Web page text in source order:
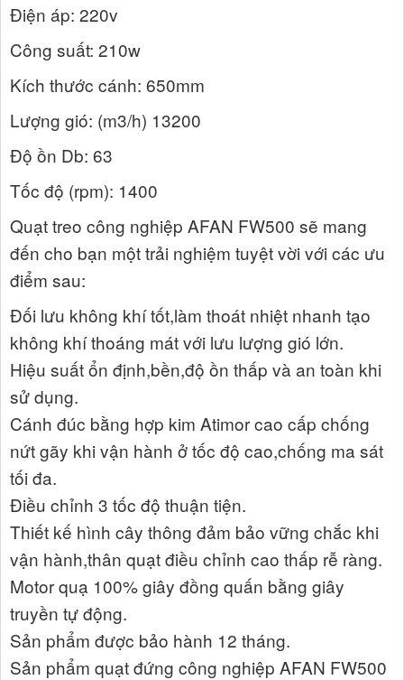
Điện áp: 220v
Công suất: 210w
Kích thước cánh: 650mm
Lượng gió: (m3/h) 13200
Độ ồn Db: 63
Tốc độ (rpm): 1400
Quạt treo công nghiệp AFAN FW500 sẽ mang
đến cho bạn một trải nghiệm tuyệt vời với các ưu
điểm sau:
Đối lưu không khí tốt,làm thoát nhiệt nhanh tạo
không khí thoáng mát với lưu lượng gió lớn.
Hiệu suất ổn định,bền,độ ồn thấp và an toàn khi
sử dụng.
Cánh đúc bằng hợp kim Atimor cao cấp chống
nứt gãy khi vận hành ở tốc độ cao,chống ma sát
tối đa.
Điều chỉnh 3 tốc độ thuận tiện.
Thiết kế hình cây thông đảm bảo vững chắc khi
vận hành,thân quạt điều chỉnh cao thấp rễ ràng.
Motor quạ 100% giây đồng quấn bằng giây
truyền tự động.
Sản phẩm được bảo hành 12 tháng.
Sản phẩm quạt đứng công nghiệp AFAN FW500